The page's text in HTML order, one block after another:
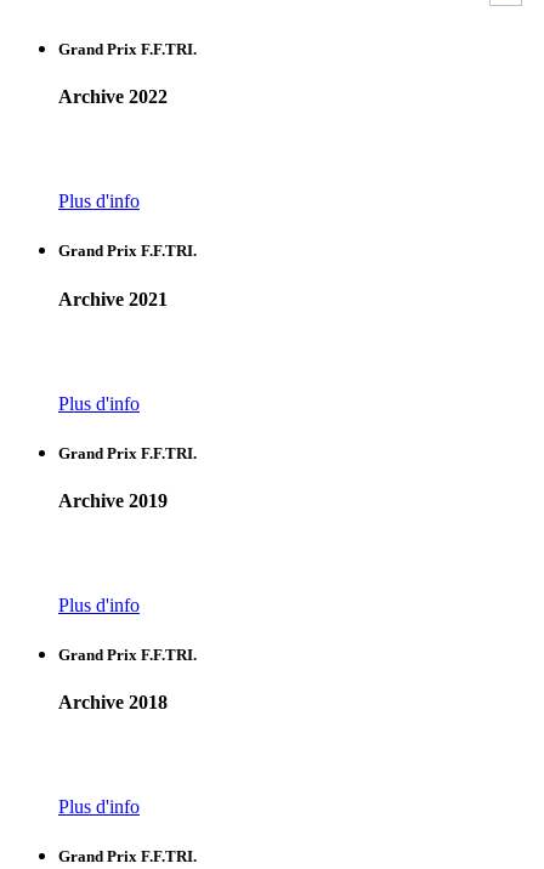
Grand Prix F.F.TRI.
Archive 2022
Plus d'info
Grand Prix F.F.TRI.
Archive 2021
Plus d'info
Grand Prix F.F.TRI.
Archive 2019
Plus d'info
Grand Prix F.F.TRI.
Archive 2018
Plus d'info
Grand Prix F.F.TRI.